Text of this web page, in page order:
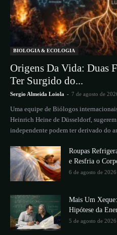
BIOLOGIA & ECOLOGIA
Origens Da Vida: Duas
Ter Surgido do...
Sergio Almeida Loiola - 7 de agosto de
Uma equipe de Biólogos
Heinrich Heine de Düsseldorf,
independente podem ter derivado do
Roupas
e Resfria o
6 de agosto de 2026
Mais Um
Hipótese da
5 de agosto de 2026